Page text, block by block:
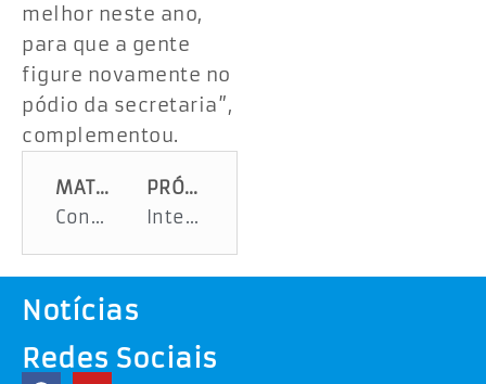
melhor neste ano,
para que a gente
figure novamente no
pódio da secretaria”,
complementou.
MATÉRIA ANTERIOR
Conservatório de Música de Sergipe celebra 80 anos de legado artístico e educacional
PRÓXIMA MATÉRIA
Integração entre Governo do Estado e municípios impulsiona adaptação climática em Sergipe
Notícias
Redes Sociais